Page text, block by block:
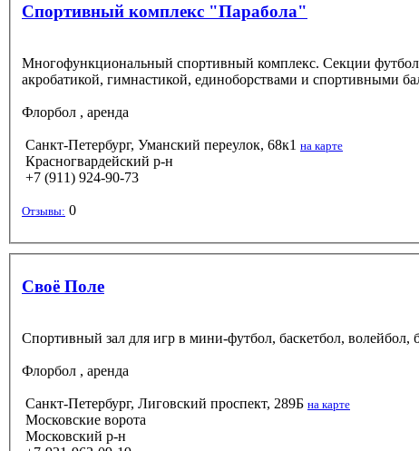
Спортивный комплекс "Парабола"
Многофункциональный спортивный комплекс. Секции
акробатикой, гимнастикой, единоборствами и спортивными
Флорбол , аренда
Санкт-Петербург, Уманский переулок, 68к1 на карте
Красногвардейский р-н
+7 (911) 924-90-73
Отзывы: 0
Своё Поле
Спортивный зал для игр в мини-футбол, баскетбол,
Флорбол , аренда
Санкт-Петербург, Лиговский проспект, 289Б на карте
Московские ворота
Московский р-н